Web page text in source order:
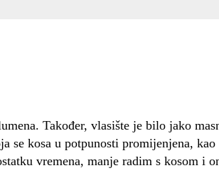
Također, vlasište je bilo jako
kosa u potpunosti promijenjena,
vremena, manje radim s kosom i